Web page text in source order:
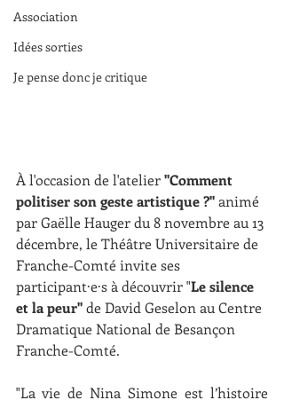
Association
Idées sorties
Je pense donc je critique
À l'occasion de l'atelier "Comment
politiser son geste artistique ?" animé
par Gaëlle Hauger du 8 novembre au 13
décembre, le Théâtre Universitaire de
Franche-Comté invite ses
participant·e·s à découvrir "Le silence
et la peur" de David Geselon au Centre
Dramatique National de Besançon
Franche-Comté.
"La vie de Nina Simone est l’histoire